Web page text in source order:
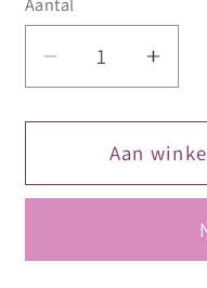
Aantal
verlagen
voor
Diamondline
Neon
voor
Aan